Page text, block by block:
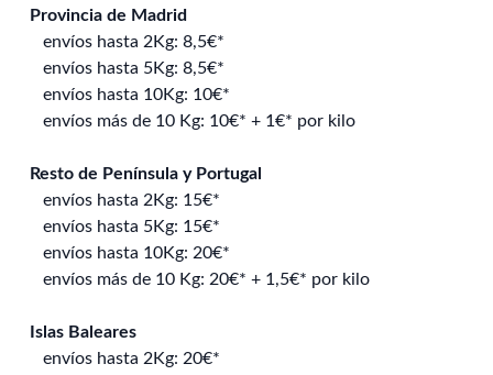
Provincia de Madrid
envíos hasta 2Kg: 8,5€*
envíos hasta 5Kg: 8,5€*
envíos hasta 10Kg: 10€*
envíos más de 10 Kg: 10€* + 1€* por kilo
Resto de Península y Portugal
envíos hasta 2Kg: 15€*
envíos hasta 5Kg: 15€*
envíos hasta 10Kg: 20€*
envíos más de 10 Kg: 20€* + 1,5€* por kilo
Islas Baleares
envíos hasta 2Kg: 20€*